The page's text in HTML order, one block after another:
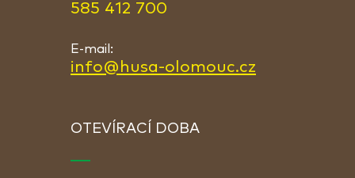
585 412 700
E-mail:
info@husa-olomouc.cz
OTEVÍRACÍ DOBA